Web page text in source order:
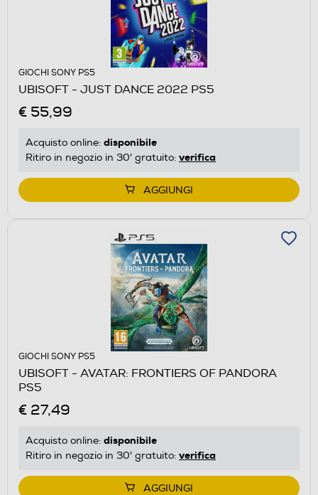
GIOCHI SONY PS5
UBISOFT - JUST DANCE 2022 PS5
€ 55,99
Acquisto online: disponibile
Ritiro in negozio in 30' gratuito: verifica
AGGIUNGI
GIOCHI SONY PS5
UBISOFT - AVATAR: FRONTIERS OF PANDORA
PS5
€ 27,49
Acquisto online: disponibile
Ritiro in negozio in 30' gratuito: verifica
AGGIUNGI